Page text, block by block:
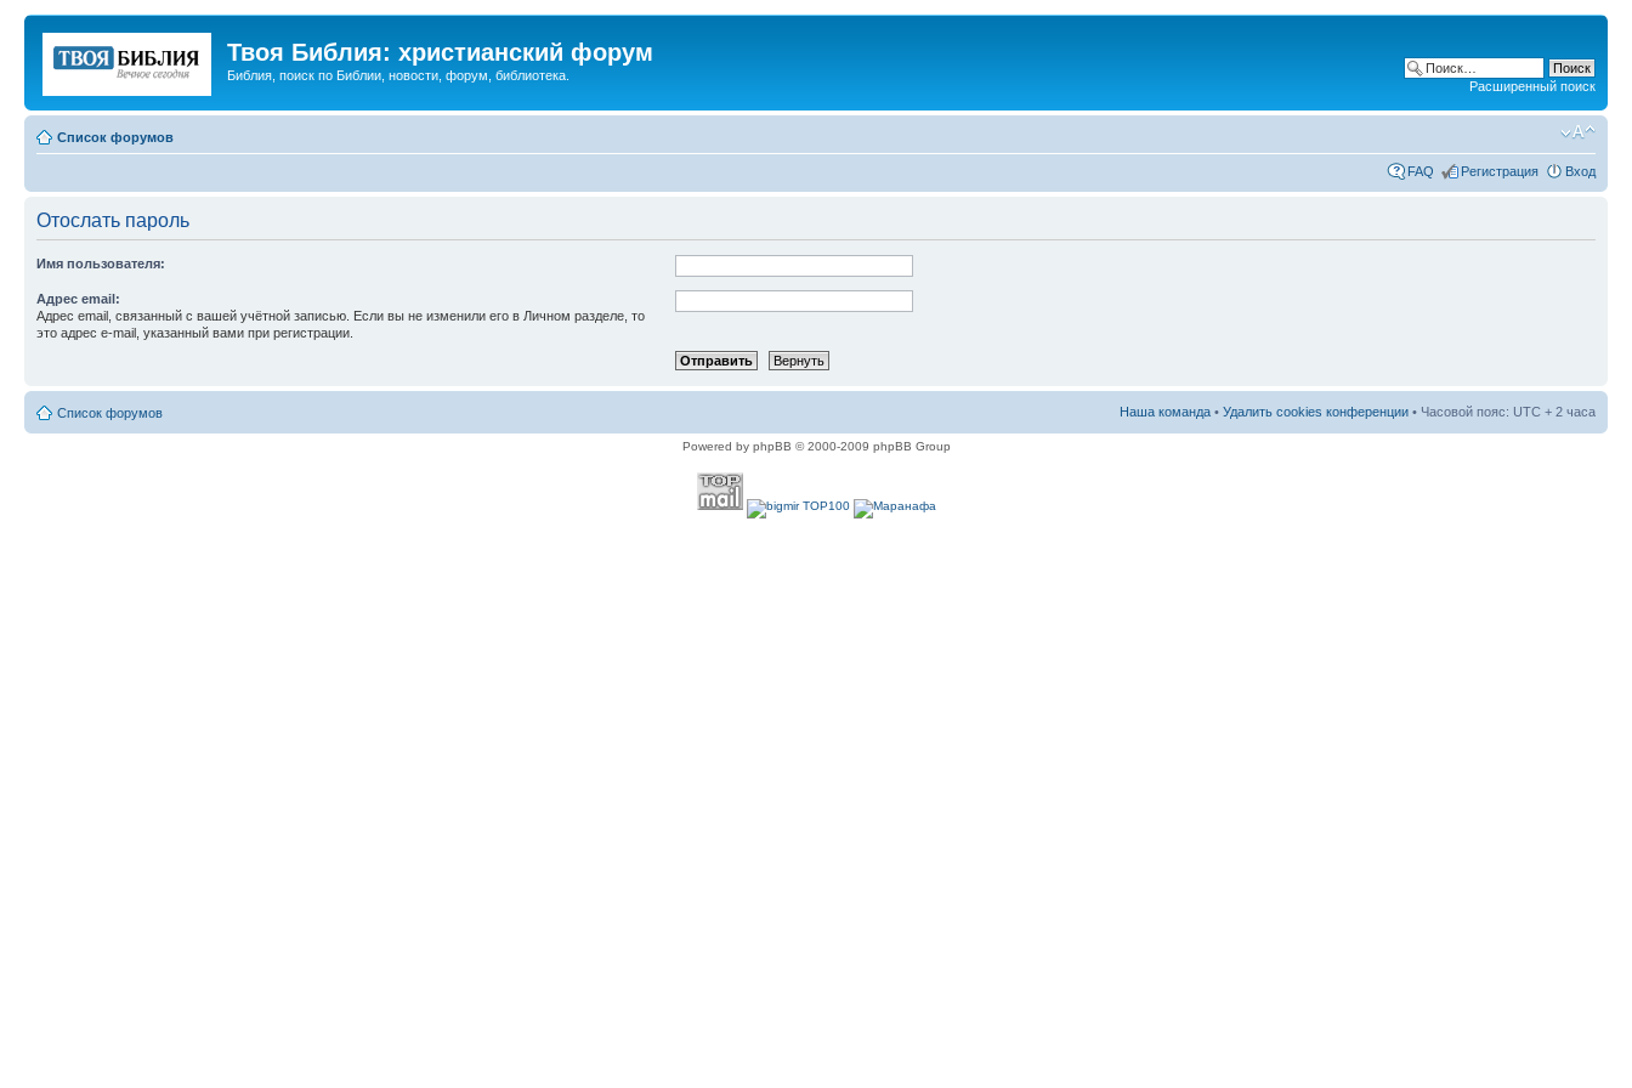
Твоя Библия: христианский форум
Библия, поиск по Библии, новости, форум, библиотека.
Расширенный поиск
Список форумов
FAQ Регистрация Вход
Отослать пароль
Имя пользователя:
Адрес email:
Адрес email, связанный с вашей учётной записью. Если вы не изменили его в Личном разделе, то
это адрес e-mail, указанный вами при регистрации.
Список форумов Наша команда • Удалить cookies конференции • Часовой пояс: UTC + 2 часа
Powered by phpBB © 2000-2009 phpBB Group